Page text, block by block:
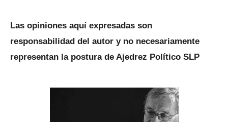
Las opiniones aquí expresadas son
responsabilidad del autor y no necesariamente
representan la postura de Ajedrez Político SLP